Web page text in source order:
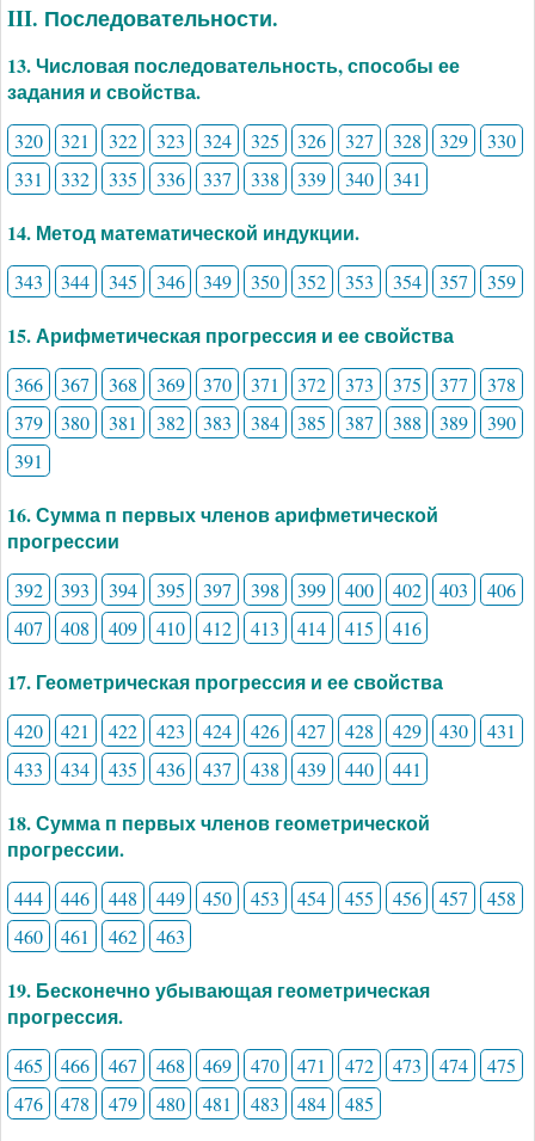
III. Последовательности.
13. Числовая последовательность, способы ее
задания и свойства.
320 321 322 323 324 325 326 327 328 329
330
331
332 335 336 337 338 339 340 341
14. Метод математической индукции.
343 344 345 346 349 350 352 353 354 357 359
15. Арифметическая прогрессия и ее свойства
366 367 368 369 370 371 372 373 375 377
378
379
380 381 382 383 384 385 387 388 389
390
391
16. Сумма п первых членов арифметической
прогрессии
392 393 394 395 397 398 399 400 402 403
406
407
408 409 410 412 413 414 415 416
17. Геометрическая прогрессия и ее свойства
420 421 422 423 424 426 427 428 429 430
431
433
434 435 436 437 438 439 440 441
18. Сумма п первых членов геометрической
прогрессии.
444 446 448 449 450 453 454 455 456 457
458
460
461 462 463
19. Бесконечно убывающая геометрическая
прогрессия.
465 466 467 468 469 470 471 472 473 474
475
476
478 479 480 481 483 484 485